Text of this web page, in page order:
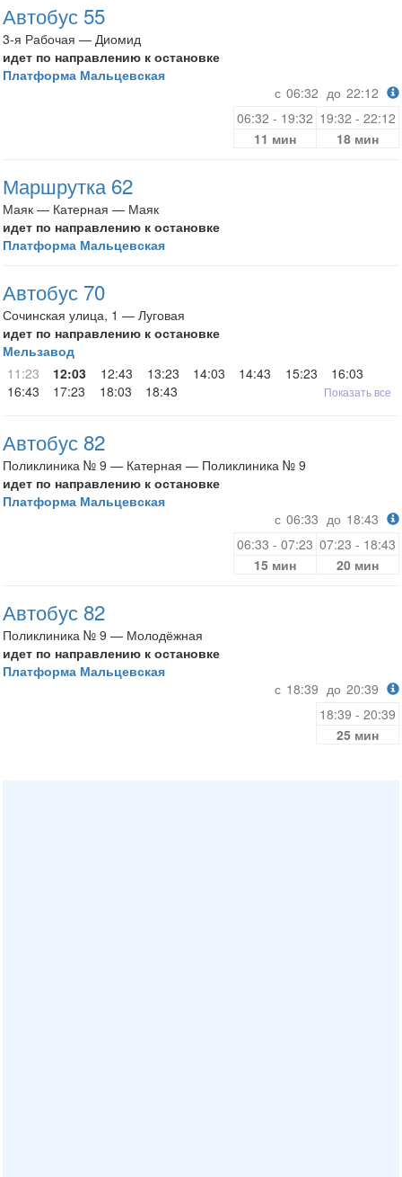
Автобус 55
3-я Рабочая — Диомид
идет по направлению к остановке
Платформа Мальцевская
с 06:32 до 22:12
06:32 - 19:32 19:32 - 22:12
11 мин
18 мин
Маршрутка 62
Маяк — Катерная — Маяк
идет по направлению к остановке
Платформа Мальцевская
Автобус 70
Сочинская улица, 1 — Луговая
идет по направлению к остановке
Мельзавод
11:23
12:03 12:43 13:23 14:03 14:43 15:23
16:03
16:43
17:23 18:03 18:43 Показать все
Автобус 82
Поликлиника № 9 — Катерная — Поликлиника № 9
идет по направлению к остановке
Платформа Мальцевская
с 06:33 до 18:43
06:33 - 07:23 07:23 - 18:43
15 мин
20 мин
Автобус 82
Поликлиника № 9 — Молодёжная
идет по направлению к остановке
Платформа Мальцевская
с 18:39 до 20:39
18:39 - 20:39
25 мин